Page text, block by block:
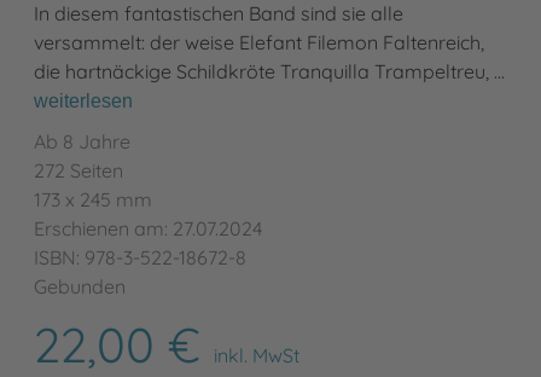
In diesem fantastischen Band sind sie alle
versammelt: der weise Elefant Filemon Faltenreich,
die hartnäckige Schildkröte Tranquilla Trampeltreu, …
weiterlesen
Ab 8 Jahre
272 Seiten
173 x 245 mm
Erschienen am: 27.07.2024
ISBN: 978-3-522-18672-8
Gebunden
22,00 €
inkl. MwSt